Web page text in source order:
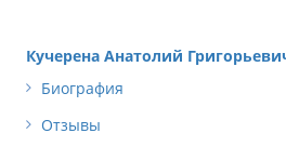
Кучерена Анатолий
Биография
Отзывы